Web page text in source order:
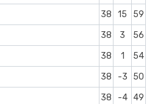
38 15
59
38 3
56
38 1
54
38 -3
50
38 -4
49